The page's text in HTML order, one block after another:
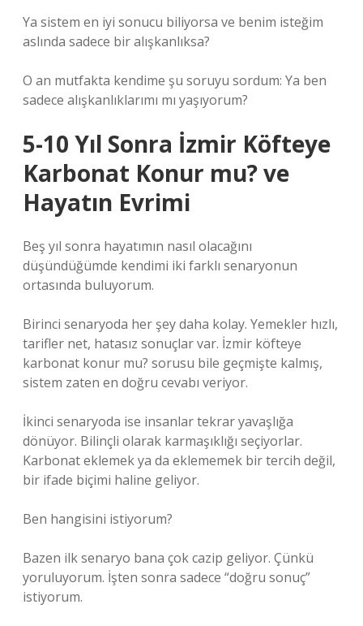
Ya sistem en iyi sonucu biliyorsa ve benim isteğim
aslında sadece bir alışkanlıksa?
O an mutfakta kendime şu soruyu sordum: Ya ben
sadece alışkanlıklarımı mı yaşıyorum?
5-10 Yıl Sonra İzmir Köfteye
Karbonat Konur mu? ve
Hayatın Evrimi
Beş yıl sonra hayatımın nasıl olacağını
düşündüğümde kendimi iki farklı senaryonun
ortasında buluyorum.
Birinci senaryoda her şey daha kolay. Yemekler hızlı,
tarifler net, hatasız sonuçlar var. İzmir köfteye
karbonat konur mu? sorusu bile geçmişte kalmış,
sistem zaten en doğru cevabı veriyor.
İkinci senaryoda ise insanlar tekrar yavaşlığa
dönüyor. Bilinçli olarak karmaşıklığı seçiyorlar.
Karbonat eklemek ya da eklememek bir tercih değil,
bir ifade biçimi haline geliyor.
Ben hangisini istiyorum?
Bazen ilk senaryo bana çok cazip geliyor. Çünkü
yoruluyorum. İşten sonra sadece “doğru sonuç”
istiyorum.